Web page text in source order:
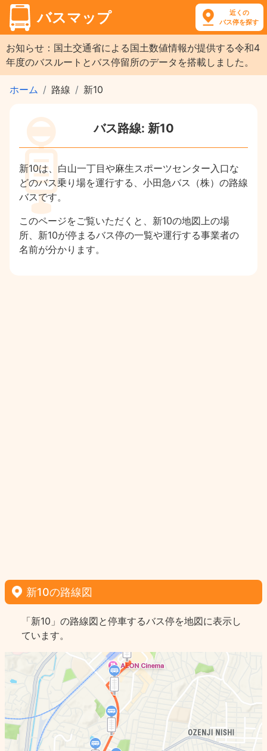
バスマップ
近くの
バス停を探す
お知らせ：国土交通省による国土数値情報が提供する令和4
年度のバスルートとバス停留所のデータを搭載しました。
ホーム 路線 新10
バス路線: 新10
新10は、白山一丁目や麻生スポーツセンター入口な
どのバス乗り場を運行する、小田急バス（株）の路線
バスです。
このページをご覧いただくと、新10の地図上の場
所、新10が停まるバス停の一覧や運行する事業者の
名前が分かります。
新10の路線図
「新10」の路線図と停車するバス停を地図に表示し
ています。